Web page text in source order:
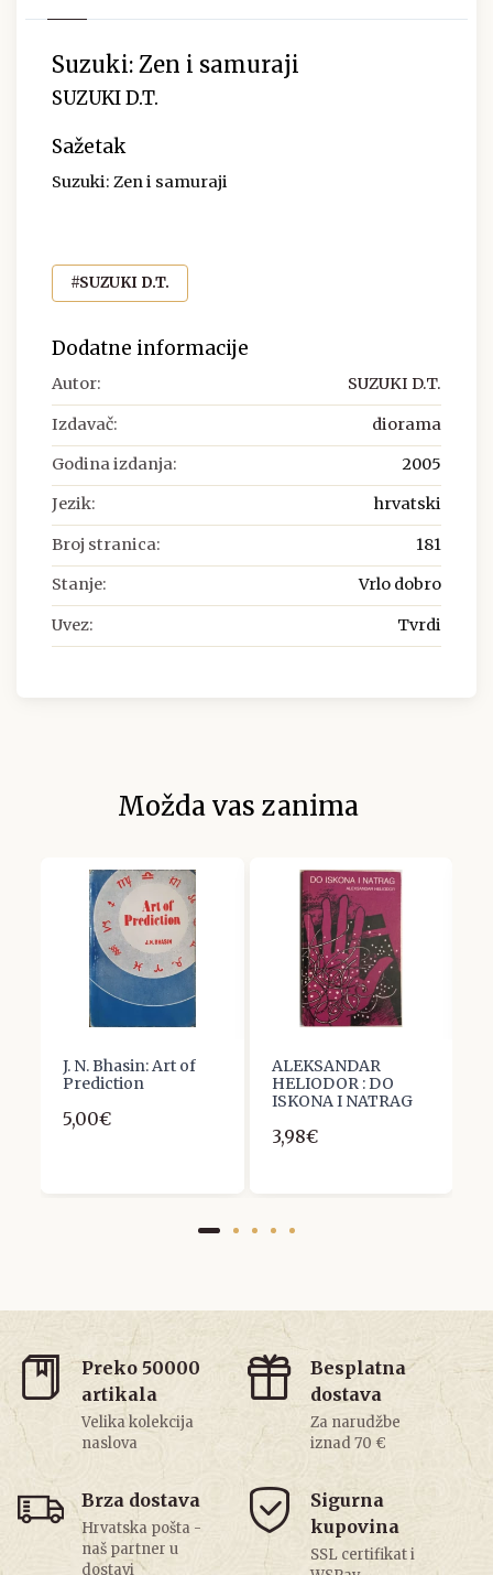
Suzuki: Zen i samuraji
SUZUKI D.T.
Sažetak
Suzuki: Zen i samuraji
#SUZUKI D.T.
Dodatne informacije
Autor: SUZUKI D.T.
Izdavač: diorama
Godina izdanja: 2005
Jezik: hrvatski
Broj stranica: 181
Stanje: Vrlo dobro
Uvez: Tvrdi
Možda vas zanima
J. N. Bhasin: Art of
Prediction
5,00€
ALEKSANDAR
HELIODOR : DO
ISKONA I NATRAG
3,98€
Preko 50000
artikala
Velika kolekcija
naslova
Besplatna
dostava
Za narudžbe
iznad 70 €
Brza dostava
Hrvatska pošta -
naš partner u
dostavi
Sigurna
kupovina
SSL certifikat i